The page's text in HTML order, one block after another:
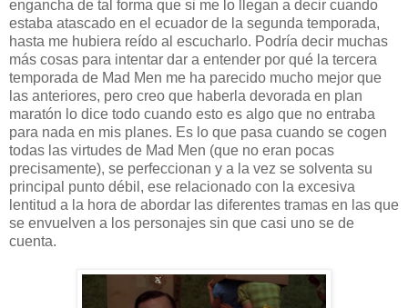
engancha de tal forma que si me lo llegan a decir cuando
estaba atascado en el ecuador de la segunda temporada,
hasta me hubiera reído al escucharlo. Podría decir muchas
más cosas para intentar dar a entender por qué la tercera
temporada de Mad Men me ha parecido mucho mejor que
las anteriores, pero creo que haberla devorada en plan
maratón lo dice todo cuando esto es algo que no entraba
para nada en mis planes. Es lo que pasa cuando se cogen
todas las virtudes de Mad Men (que no eran pocas
precisamente), se perfeccionan y a la vez se solventa su
principal punto débil, ese relacionado con la excesiva
lentitud a la hora de abordar las diferentes tramas en las que
se envuelven a los personajes sin que casi uno se de
cuenta.